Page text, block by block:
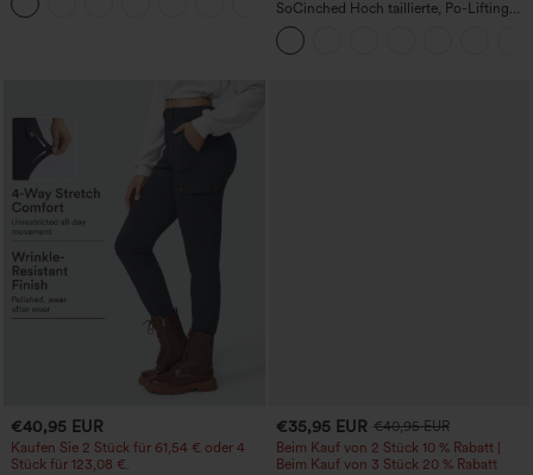
+7
SoCinched Hoch taillierte, Po-Lifting
7/8-Trainingsleggings mit
Bauchkontrolle und Seitentaschen
€40,95 EUR
Kaufen Sie 2 Stück für 61,54 € oder 4
Stück für 123,08 €.
€35,95 EUR €40,95 EUR
Beim Kauf von 2 Stück 10 % Rabatt |
Beim Kauf von 3 Stück 20 % Rabatt